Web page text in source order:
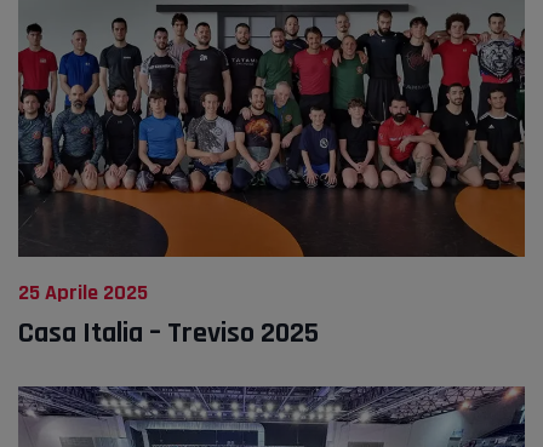
25 Aprile 2025
Casa Italia – Treviso 2025